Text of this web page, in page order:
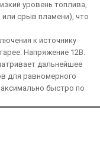
уровень топлива,
или срыв пламени), что
к источнику
Напряжение 12В.
дальнейшее
для равномерного
быстро по